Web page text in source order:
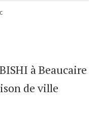
à Beaucaire
de ville